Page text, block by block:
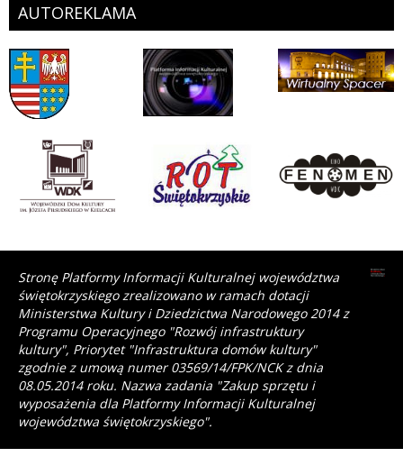
AUTOREKLAMA
Stronę Platformy Informacji Kulturalnej województwa
świętokrzyskiego zrealizowano w ramach dotacji
Ministerstwa Kultury i Dziedzictwa Narodowego 2014 z
Programu Operacyjnego "Rozwój infrastruktury
kultury", Priorytet "Infrastruktura domów kultury"
zgodnie z umową numer 03569/14/FPK/NCK z dnia
08.05.2014 roku. Nazwa zadania "Zakup sprzętu i
wyposażenia dla Platformy Informacji Kulturalnej
województwa świętokrzyskiego".